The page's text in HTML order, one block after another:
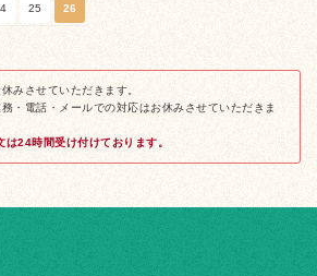
25 26
みさせていただきます。
・電話・メールでの対応はお休みさせていただきま
24時間受け付けております。